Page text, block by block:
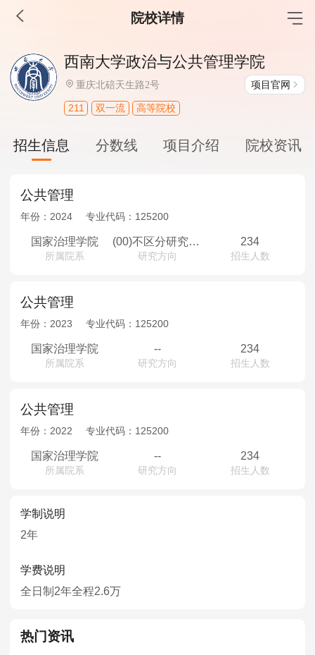
院校详情
MBA工商管理
院校库 考试报名 招生政策
报名流程
考试真题
报考经验 招生简章
MEM工程管理
考试真题
报考经验
院校库 考试报名 招生政策
报名流程
MPAcc会计专硕
院校库 考试报名 招生政策
报名流程
考试真题
报考经验 招生简章
MTA旅游管理
院校库 考试报名 招生政策
考试真题
报考经验 招生简章
西南大学政治与公共管理学院
重庆北碚天生路2号 项目官网
211 双一流 高等院校
招生信息 分数线 项目介绍 院校资讯
公共管理
年份： 2024 专业代码： 125200
国家治理学院
所属院系
(00)不区分研究方向
研究方向
234
招生人数
公共管理
年份： 2023 专业代码： 125200
国家治理学院
所属院系
--
研究方向
234
招生人数
公共管理
年份： 2022 专业代码： 125200
国家治理学院
所属院系
--
研究方向
234
招生人数
学制说明
2年
学费说明
全日制2年全程2.6万
热门资讯